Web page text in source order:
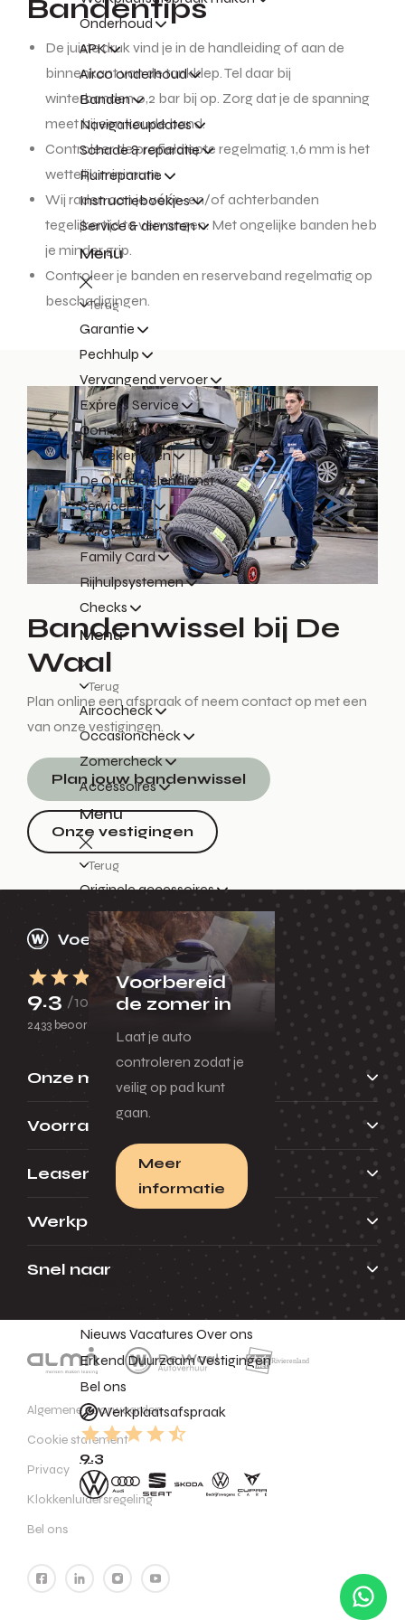
Onderhoud
APK
Airco onderhoud
Banden
Navigatieupdates
Schade & reparatie
Ruitreparatie
Instructieboekjes
Service & diensten
Menu
Terug
Garantie
Pechhulp
Vervangend vervoer
Express Service
Connect apps
Verzekeringen
De Onderdelendienst
ServicePlus
Autoverhuur
Family Card
Rijhulpsystemen
Checks
Menu
Terug
Aircocheck
Occasioncheck
Zomercheck
Accessoires
Menu
Terug
Originele accessoires
Voorbereid
de zomer in
Laat je auto
controleren zodat je
veilig op pad kunt
gaan.
Meer
informatie
Nieuws Vacatures Over ons
Erkend DuurzaamVestigingen
Bel ons
Werkplaatsafspraak
9.3
Bandentips
De juiste druk vind je in de handleiding of aan de
binnenkant van de tankklep. Tel daar bij
winterbanden 0,2 bar bij op. Zorg dat je de spanning
meet bij een koude band.
Controleer de profieldiepte regelmatig. 1,6 mm is het
wettelijk minimum.
Wij raden aan je vóór- en/of achterbanden
tegelijkertijd te vervangen. Met ongelijke banden heb
je minder grip.
Controleer je banden en reserveband regelmatig op
beschadigingen.
Bandenwissel bij De
Waal
Plan online een afspraak of neem contact op met een
van onze vestigingen.
Plan jouw bandenwissel
Onze vestigingen
9.3 /10
2433 beoordelingen
Onze merken
Voorraad
Leasen
Werkplaats
Snel naar
Algemene voorwaarden
Cookie statement
Privacy
Klokkenluidersregeling
Bel ons